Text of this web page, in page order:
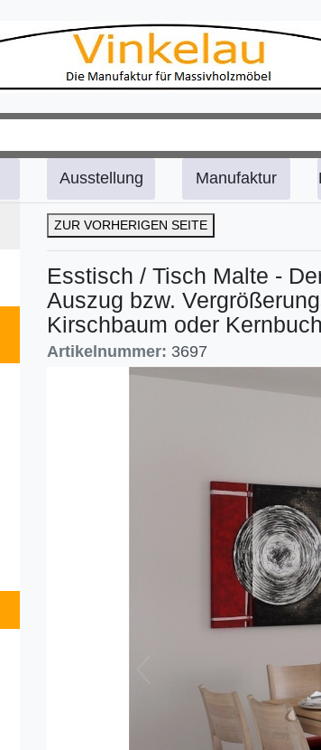
Ausstellung Manufaktur
ZUR VORHERIGEN SEITE
Esstisch / Tisch Malte -
Auszug bzw.
Kirschbaum oder
Artikelnummer: 3697